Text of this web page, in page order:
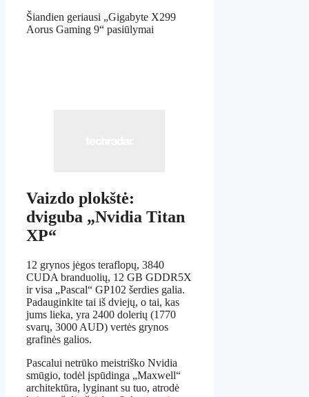
Šiandien geriausi „Gigabyte X299
Aorus Gaming 9“ pasiūlymai
Vaizdo plokštė:
dviguba „Nvidia Titan
XP“
12 grynos jėgos teraflopų, 3840
CUDA branduolių, 12 GB GDDR5X
ir visa „Pascal“ GP102 šerdies galia.
Padauginkite tai iš dviejų, o tai, kas
jums lieka, yra 2400 dolerių (1770
svarų, 3000 AUD) vertės grynos
grafinės galios.
Pascalui netrūko meistriško Nvidia
smūgio, todėl įspūdinga „Maxwell“
architektūra, lyginant su tuo, atrodė